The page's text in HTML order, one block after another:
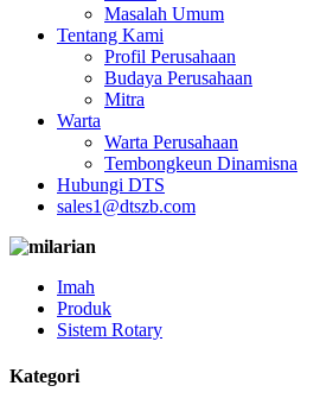
Masalah Umum
Tentang Kami
Profil Perusahaan
Budaya Perusahaan
Mitra
Warta
Warta Perusahaan
Tembongkeun Dinamisna
Hubungi DTS
sales1@dtszb.com
Imah
Produk
Sistem Rotary
Kategori